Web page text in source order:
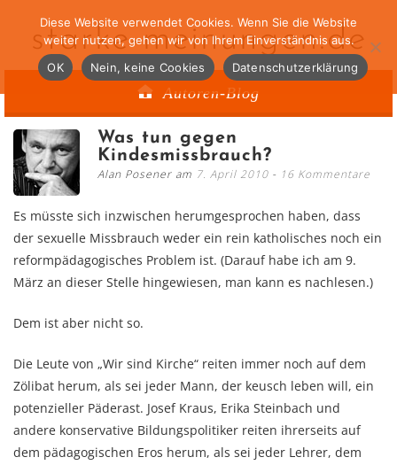
starke-meinungen.de
Autoren-Blog
Was tun gegen
Kindesmissbrauch?
Alan Posener am 7. April 2010 16 Kommentare
Es müsste sich inzwischen herumgesprochen haben, dass
der sexuelle Missbrauch weder ein rein katholisches noch ein
reformpädagogisches Problem ist. (Darauf habe ich am 9.
März an dieser Stelle hingewiesen, man kann es nachlesen.)
Dem ist aber nicht so.
Die Leute von „Wir sind Kirche“ reiten immer noch auf dem
Zölibat herum, als sei jeder Mann, der keusch leben will, ein
potenzieller Päderast. Josef Kraus, Erika Steinbach und
andere konservative Bildungspolitiker reiten ihrerseits auf
dem pädagogischen Eros herum, als sei jeder Lehrer, dem
Diese Website verwendet Cookies. Wenn Sie die Website
weiter nutzen, gehen wir von Ihrem Einverständnis aus.
OK
Nein, keine Cookies Datenschutzerklärung